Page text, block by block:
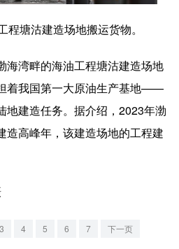
银龄 溯源中国
能源 会展
时尚 悦读
亚太网 上市公司
塘沽建造场地搬运货物。
湾畔的海油工程塘沽建造场地
着我国第一大原油生产基地——
地建造任务。据介绍，2023年渤
造高峰年，该建造场地的工程建
3 4 5 6 7 下一页